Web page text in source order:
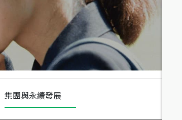
集團與永續發展